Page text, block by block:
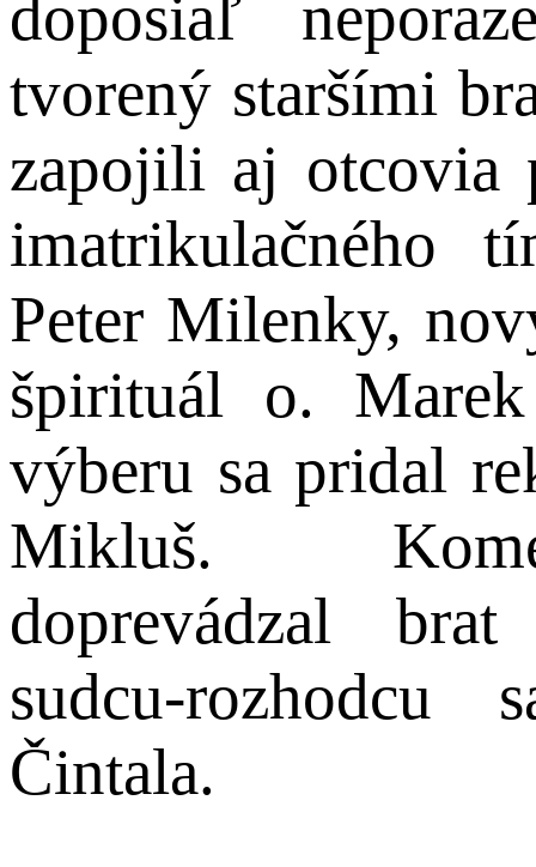
doposiaľ
tvorený staršími
zapojili aj otcovia
imatrikulačného
Peter Milenky,
špirituál o.
výberu sa pridal
Mikluš.
doprevádzal
sudcu-
Čintala.